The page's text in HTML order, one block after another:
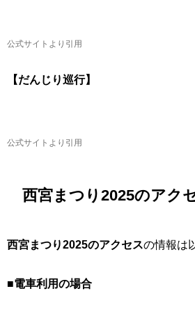
公式サイトより引用
【だんじり巡行】
公式サイトより引用
西宮まつり2025のアク
西宮まつり2025のアクセスの情報は
■電車利用の場合